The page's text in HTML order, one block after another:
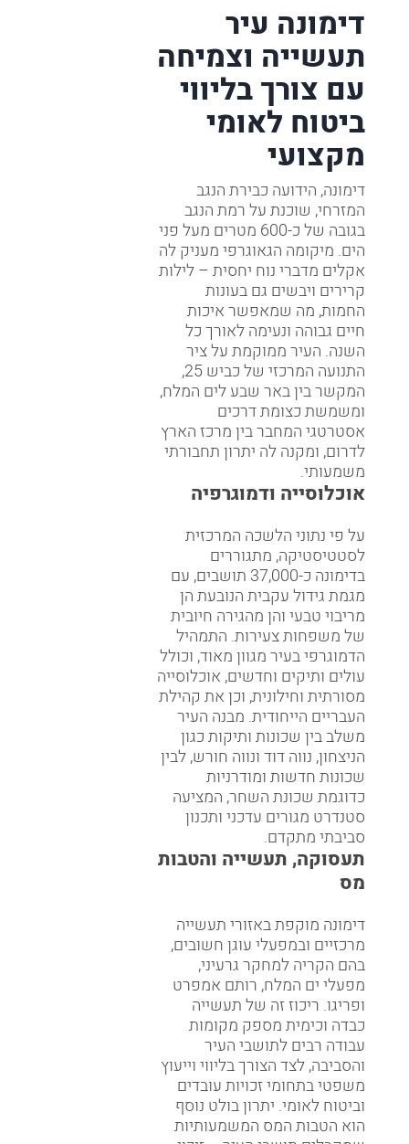
דימונה עיר
תעשייה וצמיחה
עם צורך בליווי
ביטוח לאומי
מקצועי
דימונה, הידועה כבירת הנגב
המזרחי, שוכנת על רמת הנגב
בגובה של כ-600 מטרים מעל פני
הים. מיקומה הגאוגרפי מעניק לה
אקלים מדברי נוח יחסית – לילות
קרירים ויבשים גם בעונות
החמות, מה שמאפשר איכות
חיים גבוהה ונעימה לאורך כל
השנה. העיר ממוקמת על ציר
התנועה המרכזי של כביש 25,
המקשר בין באר שבע לים המלח,
ומשמשת כצומת דרכים
אסטרטגי המחבר בין מרכז הארץ
לדרום, ומקנה לה יתרון תחבורתי
משמעותי.
אוכלוסייה ודמוגרפיה
על פי נתוני הלשכה המרכזית
לסטטיסטיקה, מתגוררים
בדימונה כ-37,000 תושבים, עם
מגמת גידול עקבית הנובעת הן
מריבוי טבעי והן מהגירה חיובית
של משפחות צעירות. התמהיל
הדמוגרפי בעיר מגוון מאוד, וכולל
עולים ותיקים וחדשים, אוכלוסייה
מסורתית וחילונית, וכן את קהילת
העבריים הייחודית. מבנה העיר
משלב בין שכונות ותיקות כגון
הניצחון, נווה דוד ונווה חורש, לבין
שכונות חדשות ומודרניות
כדוגמת שכונת השחר, המציעה
סטנדרט מגורים עדכני ותכנון
סביבתי מתקדם.
תעסוקה, תעשייה והטבות
מס
דימונה מוקפת באזורי תעשייה
מרכזיים ובמפעלי עוגן חשובים,
בהם הקריה למחקר גרעיני,
מפעלי ים המלח, רותם אמפרט
ופריגו. ריכוז זה של תעשייה
כבדה וכימית מספק מקומות
עבודה רבים לתושבי העיר
והסביבה, לצד הצורך בליווי וייעוץ
משפטי בתחומי זכויות עובדים
וביטוח לאומי. יתרון בולט נוסף
הוא הטבות המס המשמעותיות